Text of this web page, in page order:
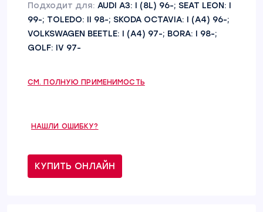
Подходит для: AUDI A3: I (8L) 96-; SEAT LEON: I
99-; TOLEDO: II 98-; SKODA OCTAVIA: I (A4) 96-;
VOLKSWAGEN BEETLE: I (A4) 97-; BORA: I 98-;
GOLF: IV 97-
СМ. ПОЛНУЮ ПРИМЕНИМОСТЬ
НАШЛИ ОШИБКУ?
КУПИТЬ ОНЛАЙН